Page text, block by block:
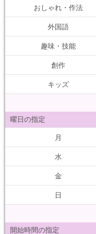
おしゃれ・作法
外国語
趣味・技能
創作
キッズ
曜日の指定
月
水
金
日
開始時間の指定